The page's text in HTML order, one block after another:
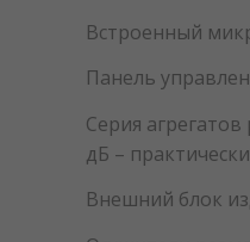
Встроенный
Панель
Серия
дБ –
Внешний блок